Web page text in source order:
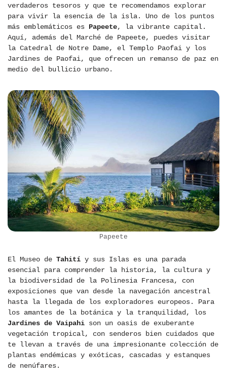
verdaderos tesoros y que te recomendamos explorar
para vivir la esencia de la isla. Uno de los puntos
más emblemáticos es Papeete, la vibrante capital.
Aquí, además del Marché de Papeete, puedes visitar
la Catedral de Notre Dame, el Templo Paofai y los
Jardines de Paofai, que ofrecen un remanso de paz en
medio del bullicio urbano.
Papeete
El Museo de Tahití y sus Islas es una parada
esencial para comprender la historia, la cultura y
la biodiversidad de la Polinesia Francesa, con
exposiciones que van desde la navegación ancestral
hasta la llegada de los exploradores europeos. Para
los amantes de la botánica y la tranquilidad, los
Jardines de Vaipahi son un oasis de exuberante
vegetación tropical, con senderos bien cuidados que
te llevan a través de una impresionante colección de
plantas endémicas y exóticas, cascadas y estanques
de nenúfares.